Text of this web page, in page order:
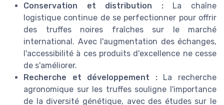
Conservation et distribution : La chaîne
logistique continue de se perfectionner pour offrir
des truffes noires fraîches sur le marché
international. Avec l'augmentation des échanges,
l'accessibilité à ces produits d'excellence ne cesse
de s'améliorer.
Recherche et développement : La recherche
agronomique sur les truffes souligne l'importance
de la diversité génétique, avec des études sur le